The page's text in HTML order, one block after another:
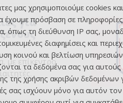
για
με επίκεντρο
μας χρησιμοποιούμε cookies
έχουμε πρόσβαση σε
όπως τη διεύθυνση IP σας,
διαφημίσεις και
κοινού και βελτίωση
τα δεδομένα σας για
της χρήσης ακριβών δεδομένων
σας ισχύουν μόνο για αυτόν